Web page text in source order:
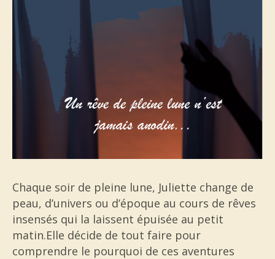
Chaque soir de pleine lune, Juliette change de
peau, d’univers ou d’époque au cours de rêves
insensés qui la laissent épuisée au petit
matin.Elle décide de tout faire pour
comprendre le pourquoi de ces aventures